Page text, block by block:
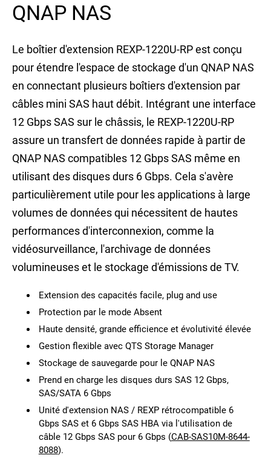
QNAP NAS
Le boîtier d'extension REXP-1220U-RP est conçu
pour étendre l'espace de stockage d'un QNAP NAS
en connectant plusieurs boîtiers d'extension par
câbles mini SAS haut débit. Intégrant une interface
12 Gbps SAS sur le châssis, le REXP-1220U-RP
assure un transfert de données rapide à partir de
QNAP NAS compatibles 12 Gbps SAS même en
utilisant des disques durs 6 Gbps. Cela s'avère
particulièrement utile pour les applications à large
volumes de données qui nécessitent de hautes
performances d'interconnexion, comme la
vidéosurveillance, l'archivage de données
volumineuses et le stockage d'émissions de TV.
Extension des capacités facile, plug and use
Protection par le mode Absent
Haute densité, grande efficience et évolutivité élevée
Gestion flexible avec QTS Storage Manager
Stockage de sauvegarde pour le QNAP NAS
Prend en charge les disques durs SAS 12 Gbps,
SAS/SATA 6 Gbps
Unité d'extension NAS / REXP rétrocompatible 6
Gbps SAS et 6 Gbps SAS HBA via l'utilisation de
câble 12 Gbps SAS pour 6 Gbps (CAB-SAS10M-8644-
8088).